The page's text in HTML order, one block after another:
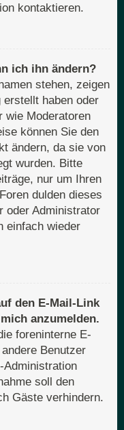
kontaktieren.
ich ihn ändern?
stehen, zeigen
haben oder
wie Moderatoren
können Sie den
ändern, da sie von
wurden. Bitte
nur um Ihren
dulden dieses
oder Administrator
einfach wieder
den E-Mail-Link
anzumelden.
foreninterne E-
Benutzer
Administration
soll den
Gäste verhindern.